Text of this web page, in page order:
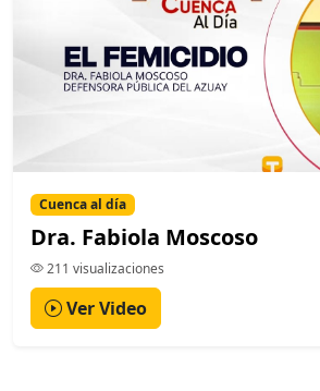
Cuenca al día
Dra. Fabiola Moscoso
211 visualizaciones
Ver Video